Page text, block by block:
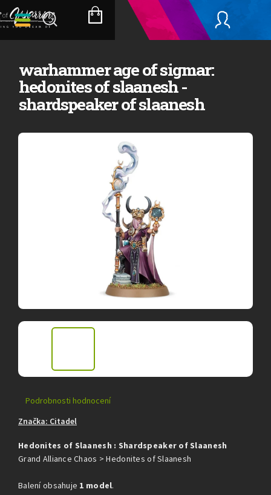
Přejít
na
obsah
NÁKUPNÍ
KOŠÍK
warhammer age of sigmar:
hedonites of slaanesh -
shardspeaker of slaanesh
Průměrné
produktu
5,0
z
hvězdiček.
Podrobnosti hodnocení
Značka: Citadel
Hedonites of Slaanesh : Shardspeaker of Slaanesh
Grand Alliance Chaos > Hedonites of Slaanesh
Balení obsahuje 1 model.